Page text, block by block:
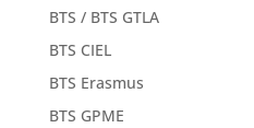
BTS / BTS GTLA
BTS CIEL
BTS Erasmus
BTS GPME